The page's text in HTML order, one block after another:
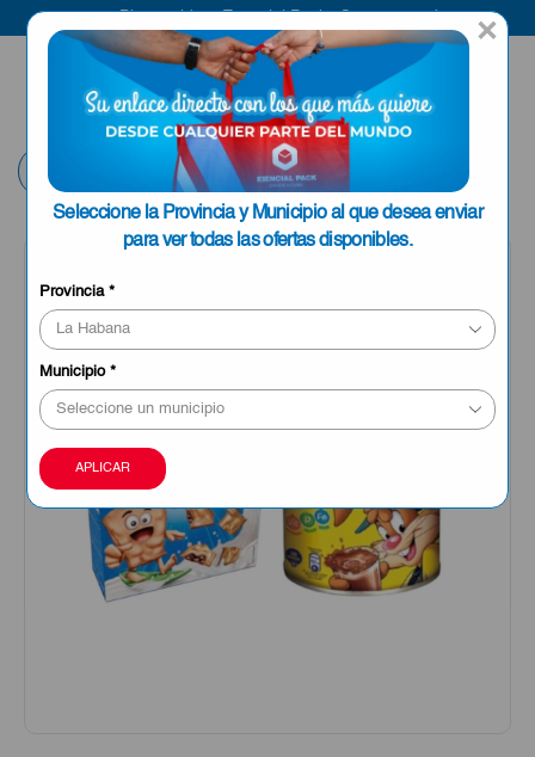
×
Seleccione la Provincia y Municipio al que desea enviar
para ver todas las ofertas disponibles.
Provincia*
Municipio*
APLICAR
ENVIAR A LA
HABANA